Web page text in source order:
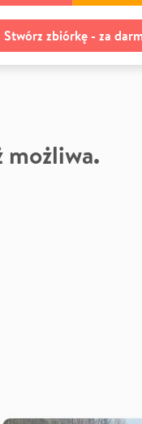
Stwórz zbiórkę - za
możliwa.